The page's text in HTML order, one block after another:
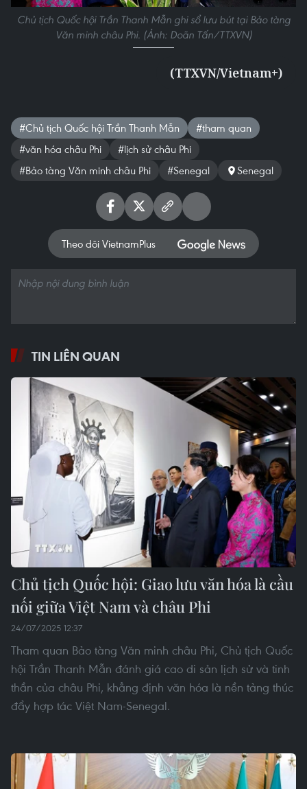
Chủ tịch Quốc hội Trần Thanh Mẫn ghi sổ lưu bút tại Bảo tàng
Văn minh châu Phi. (Ảnh: Doãn Tấn/TTXVN)
(TTXVN/Vietnam+)
#Chủ tịch Quốc hội Trần Thanh Mẫn
#tham quan
#văn hóa châu Phi
#lịch sử châu Phi
#Bảo tàng Văn minh châu Phi
#Senegal Senegal
Theo dõi VietnamPlus
TIN LIÊN QUAN
Chủ tịch Quốc hội: Giao lưu văn hóa là cầu
nối giữa Việt Nam và châu Phi
24/07/2025 12:37
Tham quan Bảo tàng Văn minh châu Phi, Chủ tịch Quốc
hội Trần Thanh Mẫn đánh giá cao di sản lịch sử và tinh
thần của châu Phi, khẳng định văn hóa là nền tảng thúc
đẩy hợp tác Việt Nam-Senegal.